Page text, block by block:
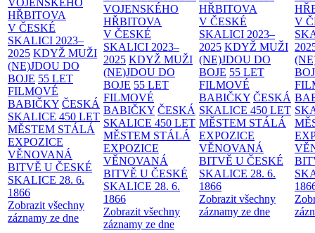
VOJENSKÉHO
HŘBITOVA
V ČESKÉ
SKALICI 2023–
2025 KDYŽ MUŽI
(NE)JDOU DO
BOJE 55 LET
FILMOVÉ
BABIČKY ČESKÁ
SKALICE 450 LET
MĚSTEM STÁLÁ
EXPOZICE
VĚNOVANÁ
BITVĚ U ČESKÉ
SKALICE 28. 6.
1866
Zobrazit všechny
záznamy ze dne
VOJENSKÉHO
HŘBITOVA
V ČESKÉ
SKALICI 2023–
2025 KDYŽ MUŽI
(NE)JDOU DO
BOJE 55 LET
FILMOVÉ
BABIČKY ČESKÁ
SKALICE 450 LET
MĚSTEM STÁLÁ
EXPOZICE
VĚNOVANÁ
BITVĚ U ČESKÉ
SKALICE 28. 6.
1866
Zobrazit všechny
záznamy ze dne
HŘBITOVA
V ČESKÉ
SKALICI 2023–
2025 KDYŽ MUŽI
(NE)JDOU DO
BOJE 55 LET
FILMOVÉ
BABIČKY ČESKÁ
SKALICE 450 LET
MĚSTEM STÁLÁ
EXPOZICE
VĚNOVANÁ
BITVĚ U ČESKÉ
SKALICE 28. 6.
1866
Zobrazit všechny
záznamy ze dne
V